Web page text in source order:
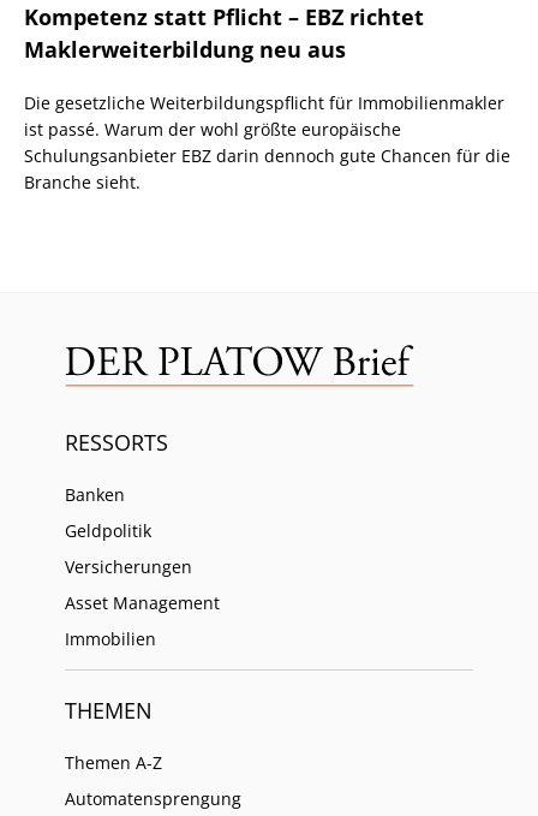
Kompetenz statt Pflicht – EBZ richtet
Maklerweiterbildung neu aus
Die gesetzliche Weiterbildungspflicht für Immobilienmakler
ist passé. Warum der wohl größte europäische
Schulungsanbieter EBZ darin dennoch gute Chancen für die
Branche sieht.
RESSORTS
Banken
Geldpolitik
Versicherungen
Asset Management
Immobilien
THEMEN
Themen A-Z
Automatensprengung